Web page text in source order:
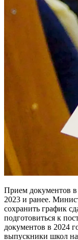
Прием документов в
2023 и ранее.
сохранить график
подготовиться к
документов в 2024
выпускники школ